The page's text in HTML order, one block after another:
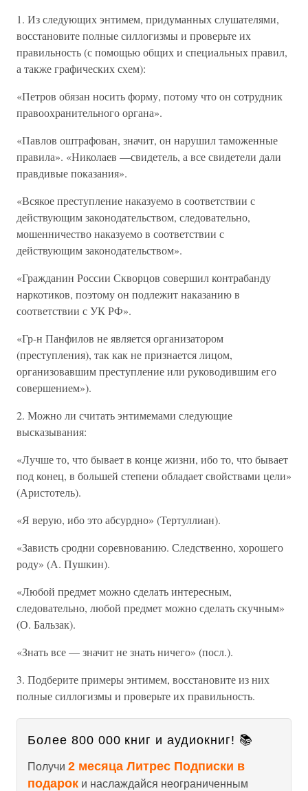
1. Из следующих энтимем, придуманных слушателями,
восстановите полные силлогизмы и проверьте их
правильность (с помощью общих и специальных правил,
а также графических схем):
«Петров обязан носить форму, потому что он сотрудник
правоохранительного органа».
«Павлов оштрафован, значит, он нарушил таможенные
правила». «Николаев —свидетель, а все свидетели дали
правдивые показания».
«Всякое преступление наказуемо в соответствии с
действующим законодательством, следовательно,
мошенничество наказуемо в соответствии с
действующим законодательством».
«Гражданин России Скворцов совершил контрабанду
наркотиков, поэтому он подлежит наказанию в
соответствии с УК РФ».
«Гр-н Панфилов не является организатором
(преступления), так как не признается лицом,
организовавшим преступление или руководившим его
совершением»).
2. Можно ли считать энтимемами следующие
высказывания:
«Лучше то, что бывает в конце жизни, ибо то, что бывает
под конец, в большей степени обладает свойствами цели»
(Аристотель).
«Я верую, ибо это абсурдно» (Тертуллиан).
«Зависть сродни соревнованию. Следственно, хорошего
роду» (А. Пушкин).
«Любой предмет можно сделать интересным,
следовательно, любой предмет можно сделать скучным»
(О. Бальзак).
«Знать все — значит не знать ничего» (посл.).
3. Подберите примеры энтимем, восстановите из них
полные силлогизмы и проверьте их правильность.
Более 800 000 книг и аудиокниг! 📚
Получи 2 месяца Литрес Подписки в
подарок и наслаждайся неограниченным